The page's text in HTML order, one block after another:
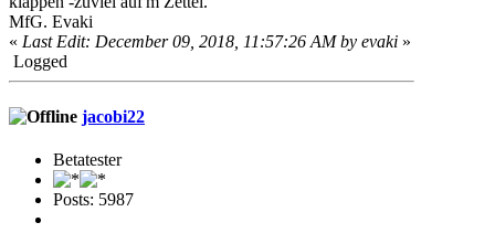
MfG. Evaki
« Last Edit: December 09, 2018, 11:57:26 AM by evaki »
Logged
jacobi22
Betatester
Posts: 5987